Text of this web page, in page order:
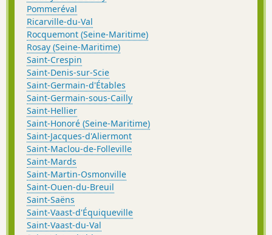
Pommeréval
Ricarville-du-Val
Rocquemont (Seine-Maritime)
Rosay (Seine-Maritime)
Saint-Crespin
Saint-Denis-sur-Scie
Saint-Germain-d'Étables
Saint-Germain-sous-Cailly
Saint-Hellier
Saint-Honoré (Seine-Maritime)
Saint-Jacques-d'Aliermont
Saint-Maclou-de-Folleville
Saint-Mards
Saint-Martin-Osmonville
Saint-Ouen-du-Breuil
Saint-Saëns
Saint-Vaast-d'Équiqueville
Saint-Vaast-du-Val